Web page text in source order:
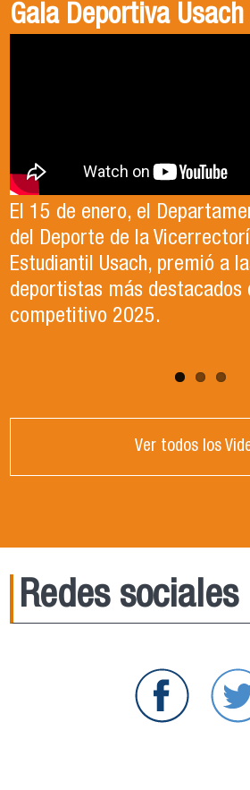
Gala Deportiva
El 15 de enero, el
del Deporte de la
Estudiantil Usach, premió a
deportistas más destacados
competitivo 2025.
Usach en el Territorio,
En este segundo capítulo
Proyecto Ludo Inclusión,
profesor Claudio Farías y
Pedagogía en Educación
de Ciencias Médicas de la Uni
Candidatura Director
Te invitamos a revisar el
candidato , el Dr. Celso
de Director de Escuela
Ver todos los
Redes sociales